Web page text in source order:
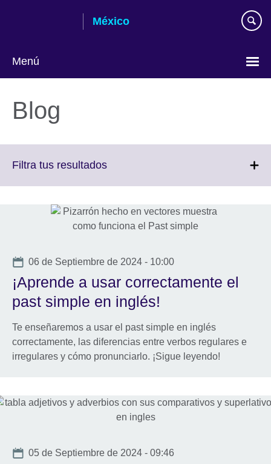
México
Menú
your
language
Blog
Filtra tus resultadosClick
More
information
Date
06 de Septiembre de 2024 - 10:00
¡Aprende a usar correctamente el
past simple en inglés!
Te enseñaremos a usar el past simple en inglés
correctamente, las diferencias entre verbos regulares e
irregulares y cómo pronunciarlo. ¡Sigue leyendo!
Date
05 de Septiembre de 2024 - 09:46